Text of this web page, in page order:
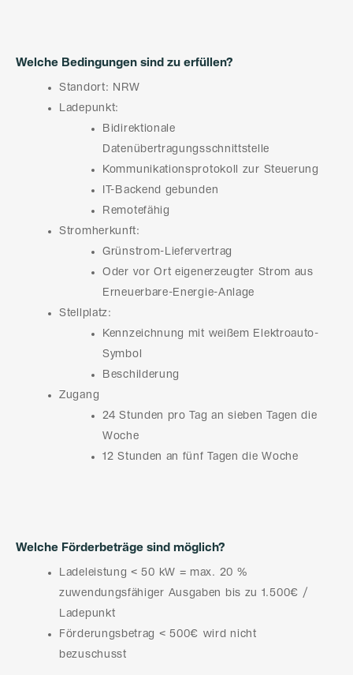
Welche Bedingungen sind zu erfüllen?
Standort: NRW
Ladepunkt:
Bidirektionale
Datenübertragungsschnittstelle
Kommunikationsprotokoll zur Steuerung
IT-Backend gebunden
Remotefähig
Stromherkunft:
Grünstrom-Liefervertrag
Oder vor Ort eigenerzeugter Strom aus
Erneuerbare-Energie-Anlage
Stellplatz:
Kennzeichnung mit weißem Elektroauto-
Symbol
Beschilderung
Zugang
24 Stunden pro Tag an sieben Tagen die
Woche
12 Stunden an fünf Tagen die Woche
Welche Förderbeträge sind möglich?
Ladeleistung < 50 kW = max. 20 %
zuwendungsfähiger Ausgaben bis zu 1.500€ /
Ladepunkt
Förderungsbetrag < 500€ wird nicht
bezuschusst